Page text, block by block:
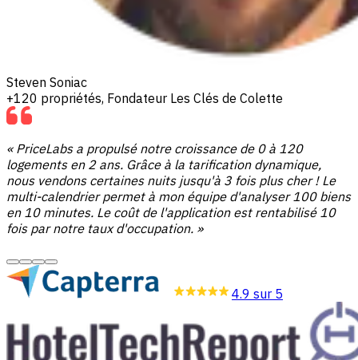
Steven Soniac
+120 propriétés, Fondateur Les Clés de Colette
« PriceLabs a propulsé notre croissance de 0 à 120
logements en 2 ans. Grâce à la tarification dynamique,
nous vendons certaines nuits jusqu'à 3 fois plus cher ! Le
multi-calendrier permet à mon équipe d'analyser 100 biens
en 10 minutes. Le coût de l'application est rentabilisé 10
fois par notre taux d'occupation. »
4.9 sur 5